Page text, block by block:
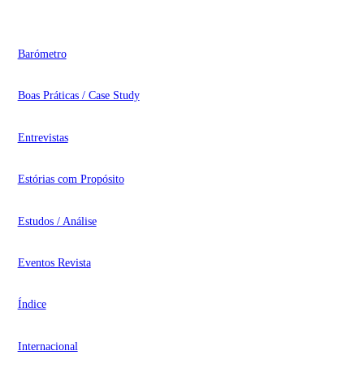
Barómetro
Boas Práticas / Case Study
Entrevistas
Estórias com Propósito
Estudos / Análise
Eventos Revista
Índice
Internacional